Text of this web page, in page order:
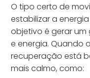
O tipo certo de
estabilizar a
objetivo é gerar
e energia. Quando
recuperação está
mais calmo, como: